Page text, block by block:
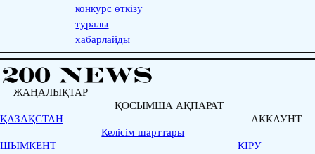
конкурс өткізу
туралы
хабарлайды
ЖАҢАЛЫҚТАР
ҚАЗАҚСТАН
ШЫМКЕНТ
ҚОСЫМША АҚПАРАТ
Келісім шарттары
АККАУНТ
КІРУ